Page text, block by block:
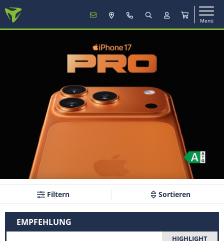
Menü
MENÜ
TV & Internet
Mein Konto
Vertrag verlängern
Filtern Sortieren
EMPFEHLUNG
HIGHLIGHT